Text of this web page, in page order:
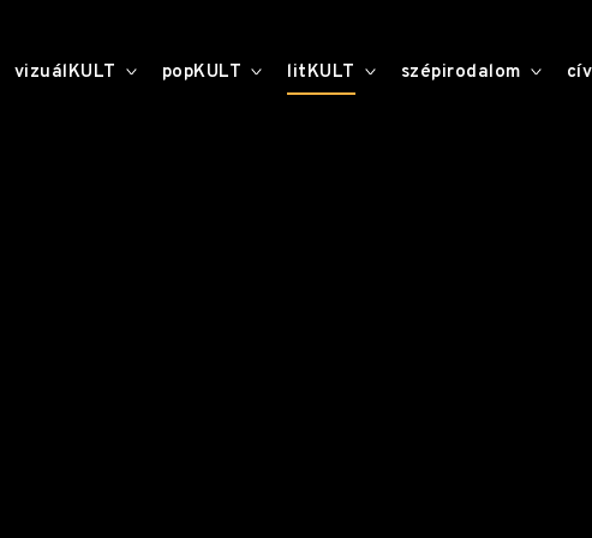
vizuálKULT toggle
child
popKULT toggle
child
menu
litKULT toggle
child
szépirodalom child